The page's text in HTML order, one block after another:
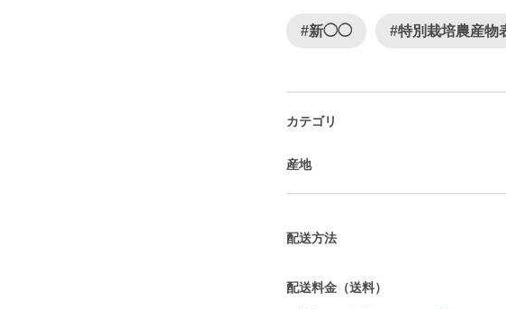
#新◯◯ #特別栽培農産物
カテゴリ
産地
配送方法
配送料金（送料）